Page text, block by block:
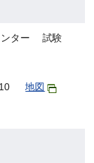
ンター 試験
10
地図